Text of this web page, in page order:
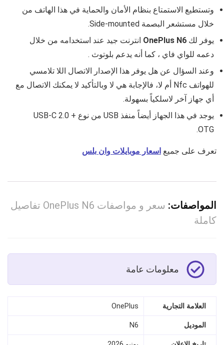
وتستطيع الاستمتاع بنظام الأمان والحماية في هذا الهاتف من
خلال مستشعر البصمة Side‑mounted.
يوفر لك OnePlus N6 انترنت جيد عند استخدامه من خلال
دعمه للواي فاي ، كما أنه يدعم بلوتوث .
وعند السؤال عن هل يوفر هذا الإصدار الاتصال اللا تلامسي
للهواتف Nfc أم لا، فالإجابة هي لا وبالتأكيد لا يمكنك الاتصال مع
أي جهاز آخر لاسلكياً بسهولة.
يوجد في هذا الجهاز أيضاً منفذ USB من نوع USB‑C 2.0 +
OTG.
تعرف على جميع اسعار موبايلات وان بلس
المواصفات:
سعر و مواصفات OnePlus N6 تفاصيل
كاملة
معلومات عامة
العلامة التجارية OnePlus
الموديل N6